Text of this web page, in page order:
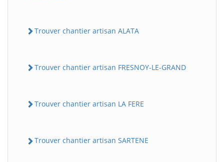
Trouver chantier artisan ALATA
Trouver chantier artisan FRESNOY-LE-GRAND
Trouver chantier artisan LA FERE
Trouver chantier artisan SARTENE